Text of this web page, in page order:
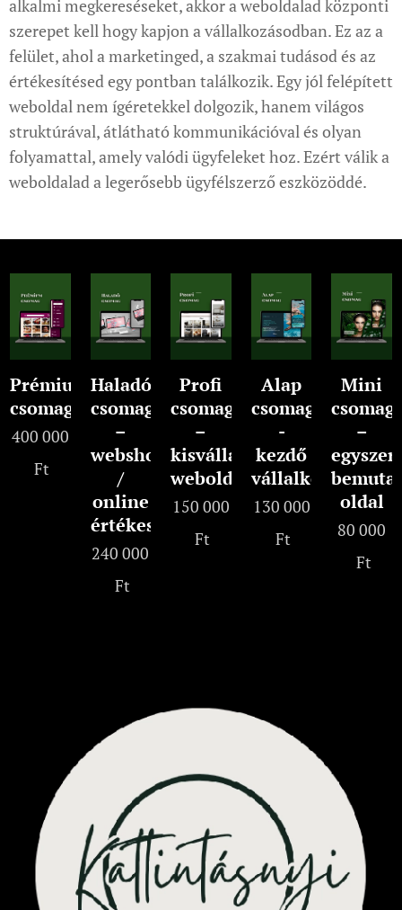
alkalmi megkereséseket, akkor a weboldalad központi
szerepet kell hogy kapjon a vállalkozásodban. Ez az a
felület, ahol a marketinged, a szakmai tudásod és az
értékesítésed egy pontban találkozik. Egy jól felépített
weboldal nem ígéretekkel dolgozik, hanem világos
struktúrával, átlátható kommunikációval és olyan
folyamattal, amely valódi ügyfeleket hoz. Ezért válik a
weboldalad a legerősebb ügyfélszerző eszközöddé.
Prémium
csomag
400 000
Ft
Haladó
csomag
–
webshop
/
online
értékesítés
240 000
Ft
Profi
csomag
–
kisvállalati
weboldal
150 000
Ft
Alap
csomag
-
kezdő
vállalkozásoknak
130 000
Ft
Mini
csomag
–
oldal
80 000
Ft